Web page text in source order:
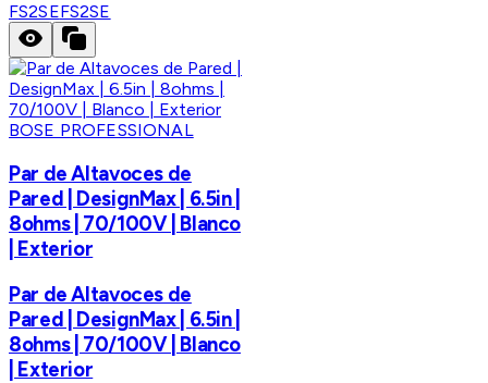
FS2SEFS2SE
BOSE PROFESSIONAL
Par de Altavoces de
Pared | DesignMax | 6.5in |
8ohms | 70/100V | Blanco
| Exterior
Par de Altavoces de
Pared | DesignMax | 6.5in |
8ohms | 70/100V | Blanco
| Exterior